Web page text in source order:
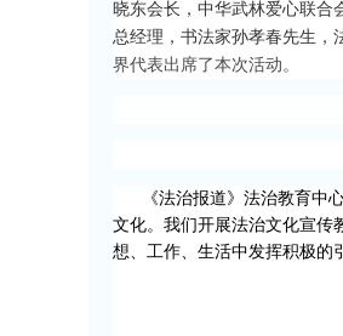
晓东会长，中华武林爱心联合
总经理，书法家孙孝春先生，
界代表出席了本次活动。
《法治报道》法治教育中心
文化。我们开展法治文化宣传
想、工作、生活中发挥积极的